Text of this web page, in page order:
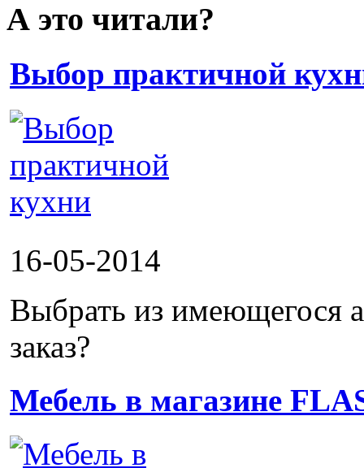
А это читали?
Выбор практичной
16-05-2014
Выбрать из имеющегося
заказ?
Мебель в магазине